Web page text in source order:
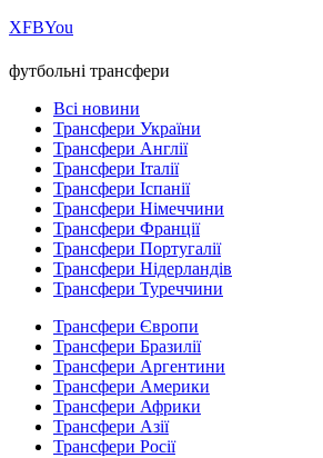
ХFBYou
футбольні трансфери
Всі новини
Трансфери України
Трансфери Англії
Трансфери Італії
Трансфери Іспанії
Трансфери Німеччини
Трансфери Франції
Трансфери Португалії
Трансфери Нідерландів
Трансфери Туреччини
Трансфери Європи
Трансфери Бразилії
Трансфери Аргентини
Трансфери Америки
Трансфери Африки
Трансфери Азії
Трансфери Росії